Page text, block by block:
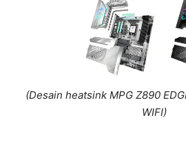
(Desain heatsink MPG Z890
WIFI)